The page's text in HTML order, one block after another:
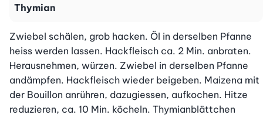
Thymian
Zwiebel schälen, grob hacken. Öl in derselben Pfanne
heiss werden lassen. Hackfleisch ca. 2 Min. anbraten.
Herausnehmen, würzen. Zwiebel in derselben Pfanne
andämpfen. Hackfleisch wieder beigeben. Maizena mit
der Bouillon anrühren, dazugiessen, aufkochen. Hitze
reduzieren, ca. 10 Min. köcheln. Thymianblättchen